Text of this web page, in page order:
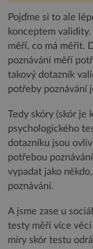
Pojďme si to ale
konceptem
měří, co má měřit.
poznávání měří
takový dotazník
potřeby poznávání
Tedy skóry (skór
psychologického
dotazníku jsou
potřebou
vypadat jako
poznávání.
A jsme zase u
testy měří více věcí
míry skór testu